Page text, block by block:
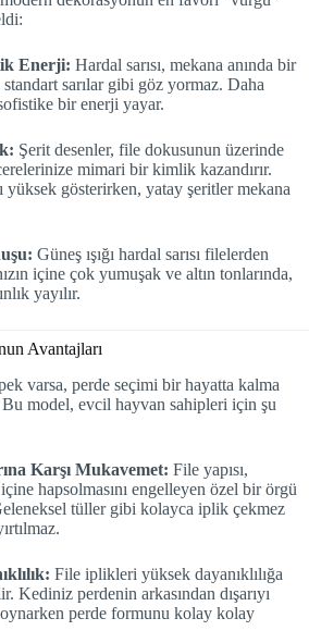
Enerji: Hardal sarısı, mekana anında bir
standart sarılar gibi göz yormaz. Daha
bir enerji yayar.
Şerit desenler, file dokusunun üzerinde
mimari bir kimlik kazandırır.
yüksek gösterirken, yatay şeritler mekana
Güneş ışığı hardal sarısı filelerden
içine çok yumuşak ve altın tonlarında,
yayılır.
Avantajları
varsa, perde seçimi bir hayatta kalma
model, evcil hayvan sahipleri için şu
Karşı Mukavemet: File yapısı,
içine hapsolmasını engelleyen özel bir örgü
tüller gibi kolayca iplik çekmez
File iplikleri yüksek dayanıklılığa
Kediniz perdenin arkasından dışarıyı
perde formunu kolay kolay